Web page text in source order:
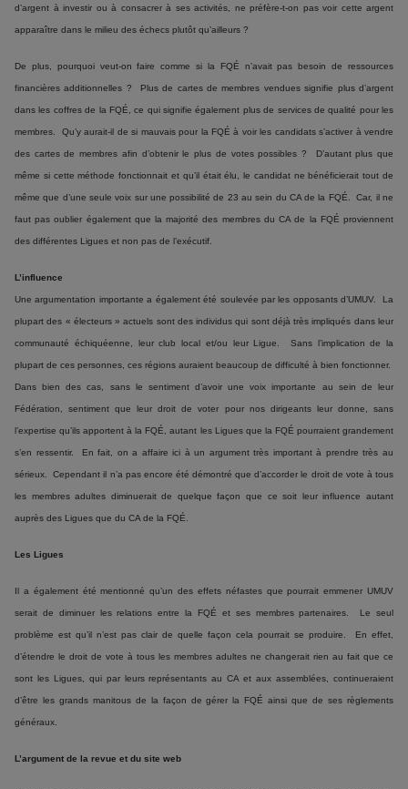
d’argent à investir ou à consacrer à ses activités, ne préfère-t-on pas voir cette argent
apparaître dans le milieu des échecs plutôt qu’ailleurs ?
De plus, pourquoi veut-on faire comme si la FQÉ n’avait pas besoin de ressources
financières additionnelles ? Plus de cartes de membres vendues signifie plus d’argent
dans les coffres de la FQÉ, ce qui signifie également plus de services de qualité pour les
membres. Qu’y aurait-il de si mauvais pour la FQÉ à voir les candidats s’activer à vendre
des cartes de membres afin d’obtenir le plus de votes possibles ? D’autant plus que
même si cette méthode fonctionnait et qu’il était élu, le candidat ne bénéficierait tout de
même que d’une seule voix sur une possibilité de 23 au sein du CA de la FQÉ. Car, il ne
faut pas oublier également que la majorité des membres du CA de la FQÉ proviennent
des différentes Ligues et non pas de l’exécutif.
L’influence
Une argumentation importante a également été soulevée par les opposants d’UMUV. La
plupart des « électeurs » actuels sont des individus qui sont déjà très impliqués dans leur
communauté échiquéenne, leur club local et/ou leur Ligue. Sans l’implication de la
plupart de ces personnes, ces régions auraient beaucoup de difficulté à bien fonctionner.
Dans bien des cas, sans le sentiment d’avoir une voix importante au sein de leur
Fédération, sentiment que leur droit de voter pour nos dirigeants leur donne, sans
l’expertise qu’ils apportent à la FQÉ, autant les Ligues que la FQÉ pourraient grandement
s’en ressentir. En fait, on a affaire ici à un argument très important à prendre très au
sérieux. Cependant il n’a pas encore été démontré que d’accorder le droit de vote à tous
les membres adultes diminuerait de quelque façon que ce soit leur influence autant
auprès des Ligues que du CA de la FQÉ.
Les Ligues
Il a également été mentionné qu’un des effets néfastes que pourrait emmener UMUV
serait de diminuer les relations entre la FQÉ et ses membres partenaires. Le seul
problème est qu’il n’est pas clair de quelle façon cela pourrait se produire. En effet,
d’étendre le droit de vote à tous les membres adultes ne changerait rien au fait que ce
sont les Ligues, qui par leurs représentants au CA et aux assemblées, continueraient
d’être les grands manitous de la façon de gérer la FQÉ ainsi que de ses règlements
généraux.
L’argument de la revue et du site web